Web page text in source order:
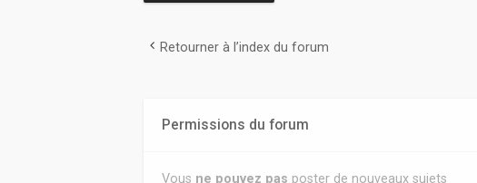
Retourner à l’index du forum
Permissions du forum
Vous ne pouvez pas poster de nouveaux sujets